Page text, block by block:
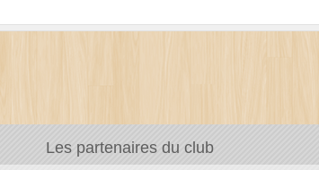
Les partenaires du club